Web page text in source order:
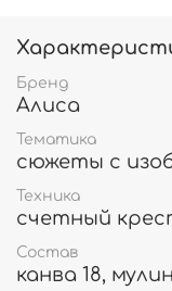
Бренд
Алиса
Тематика
сюжеты с
Техника
счетный
Состав
канва 18,